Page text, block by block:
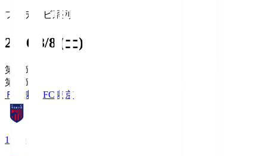
フジテレビ系列
2026/8/8 (土)
第1節
第1節
ＦＣ東京 FC東京
19:00